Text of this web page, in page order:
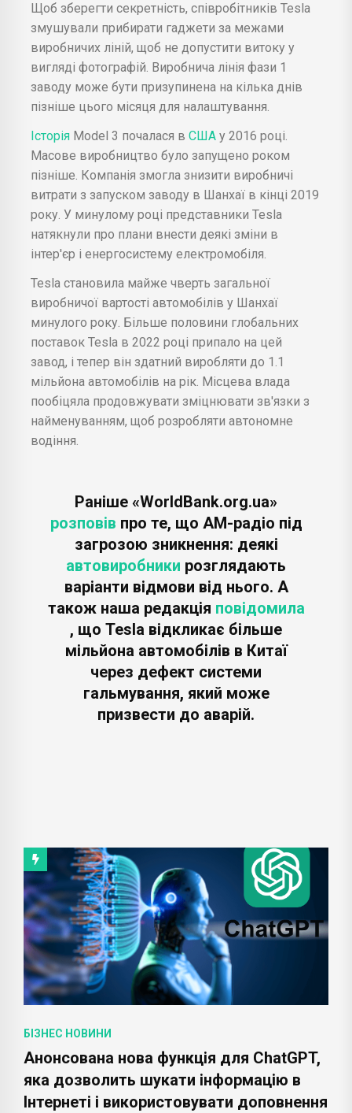
Щоб зберегти секретність, співробітників Tesla
змушували прибирати гаджети за межами
виробничих ліній, щоб не допустити витоку у
вигляді фотографій. Виробнича лінія фази 1
заводу може бути призупинена на кілька днів
пізніше цього місяця для налаштування.
Історія Model 3 почалася в США у 2016 році.
Масове виробництво було запущено роком
пізніше. Компанія змогла знизити виробничі
витрати з запуском заводу в Шанхаї в кінці 2019
року. У минулому році представники Tesla
натякнули про плани внести деякі зміни в
інтер'єр і енергосистему електромобіля.
Tesla становила майже чверть загальної
виробничої вартості автомобілів у Шанхаї
минулого року. Більше половини глобальних
поставок Tesla в 2022 році припало на цей
завод, і тепер він здатний виробляти до 1.1
мільйона автомобілів на рік. Місцева влада
пообіцяла продовжувати зміцнювати зв'язки з
найменуванням, щоб розробляти автономне
водіння.
Раніше «WorldBank.org.ua»
розповів про те, що AM-радіо під
загрозою зникнення: деякі
автовиробники розглядають
варіанти відмови від нього. А
також наша редакція повідомила
, що Tesla відкликає більше
мільйона автомобілів в Китаї
через дефект системи
гальмування, який може
призвести до аварій.
БІЗНЕС НОВИНИ
Анонсована нова функція для ChatGPT,
яка дозволить шукати інформацію в
Інтернеті і використовувати доповнення